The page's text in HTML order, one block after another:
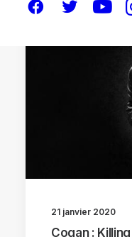
21 janvier 2020
Cogan :